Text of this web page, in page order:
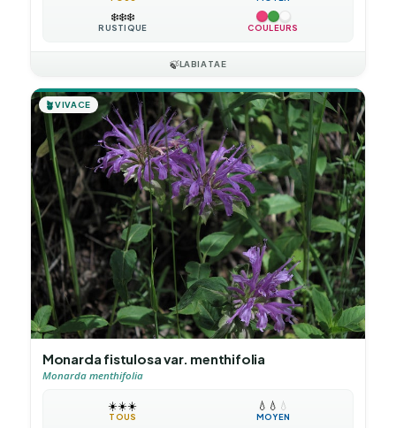
❄️❄️❄️
RUSTIQUE COULEURS
🍃LABIATAE
🪴VIVACE
Monarda fistulosa var. menthifolia
Monarda menthifolia
☀️☀️☀️
TOUS
💧 💧 💧
MOYEN